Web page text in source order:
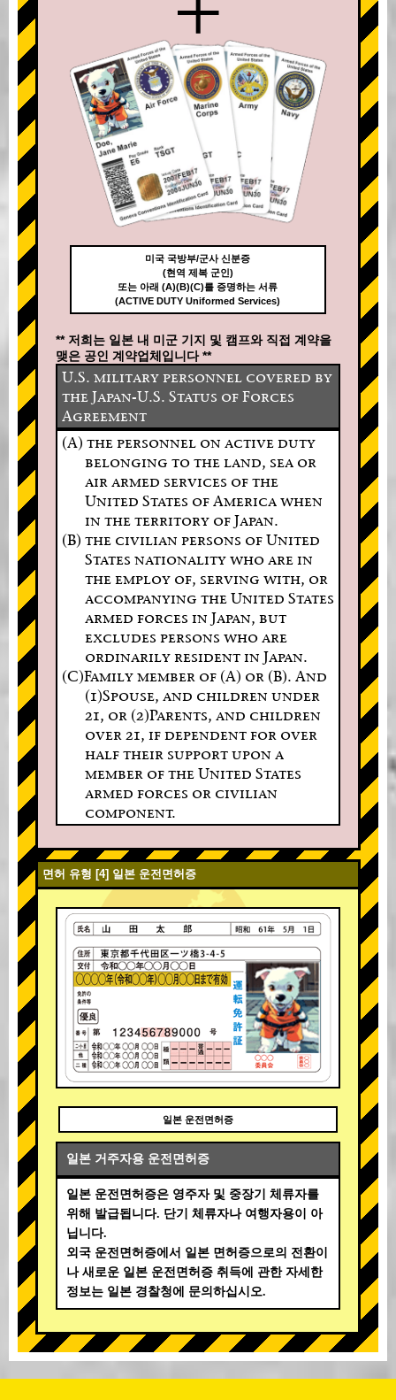
미국 국방부/군사 신분증
(현역 제복 군인)
또는 아래 (A)(B)(C)를 증명하는 서류
(ACTIVE DUTY Uniformed Services)
** 저희는 일본 내 미군 기지 및 캠프와 직접 계약을
맺은 공인 계약업체입니다 **
U.S. military personnel covered by
the Japan-U.S. Status of Forces
Agreement
(A) the personnel on active duty
belonging to the land, sea or
air armed services of the
United States of America when
in the territory of Japan.
(B) the civilian persons of United
States nationality who are in
the employ of, serving with, or
accompanying the United States
armed forces in Japan, but
excludes persons who are
ordinarily resident in Japan.
(C)Family member of (A) or (B). And
(1)Spouse, and children under
21, or (2)Parents, and children
over 21, if dependent for over
half their support upon a
member of the United States
armed forces or civilian
component.
면허 유형 [4] 일본 운전면허증
일본 운전면허증
일본 거주자용 운전면허증
일본 운전면허증은 영주자 및 중장기 체류자를
위해 발급됩니다. 단기 체류자나 여행자용이 아
닙니다.
외국 운전면허증에서 일본 면허증으로의 전환이
나 새로운 일본 운전면허증 취득에 관한 자세한
정보는 일본 경찰청에 문의하십시오.